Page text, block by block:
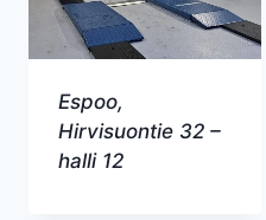
Espoo,
Hirvisuontie 32 –
halli 12